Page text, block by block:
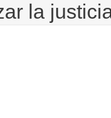
la